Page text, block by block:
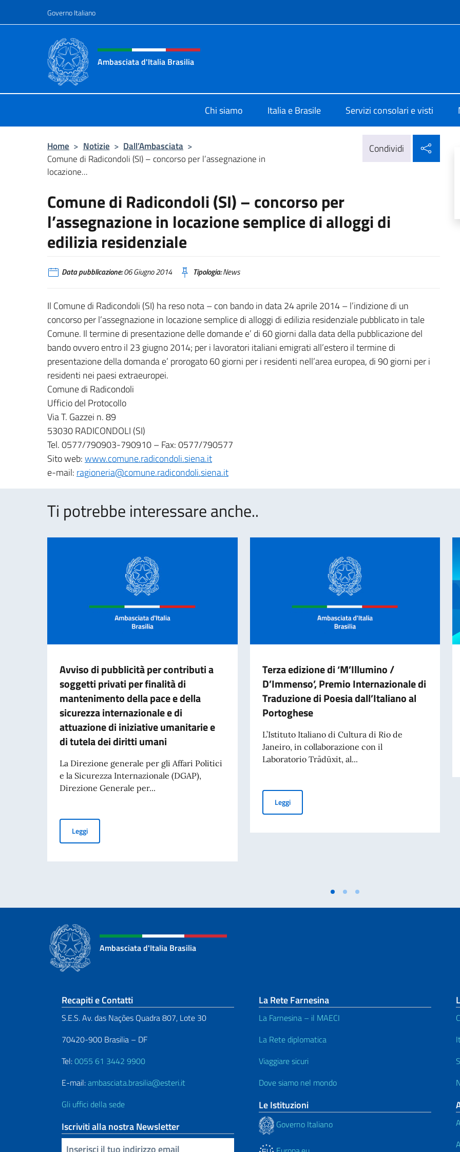
Governo Italiano
Intestazione sito, social e menù
Ambasciata d'Italia Brasilia
Chi siamo Italia e Brasile Servizi consolari e visti
Home > Notizie > Dall’Ambasciata >
Comune di Radicondoli (SI) – concorso per l’assegnazione in
locazione...
Condividi
Comune di Radicondoli (SI) – concorso per
l’assegnazione in locazione semplice di alloggi di
edilizia residenziale
Data pubblicazione:06 Giugno 2014 Tipologia:News
Il Comune di Radicondoli (SI) ha reso nota – con bando in data 24 aprile 2014 – l’indizione di un
concorso per l’assegnazione in locazione semplice di alloggi di edilizia residenziale pubblicato in tale
Comune. Il termine di presentazione delle domande e’ di 60 giorni dalla data della pubblicazione del
bando ovvero entro il 23 giugno 2014; per i lavoratori italiani emigrati all’estero il termine di
presentazione della domanda e’ prorogato 60 giorni per i residenti nell’area europea, di 90 giorni per i
residenti nei paesi extraeuropei.
Comune di Radicondoli
Ufficio del Protocollo
Via T. Gazzei n. 89
53030 RADICONDOLI (SI)
Tel. 0577/790903-790910 – Fax: 0577/790577
Sito web:www.comune.radicondoli.siena.it
e-mail: ragioneria@comune.radicondoli.siena.it
Ti potrebbe interessare anche..
Avviso di pubblicità per contributi a
soggetti privati per finalità di
mantenimento della pace e della
sicurezza internazionale e di
attuazione di iniziative umanitarie e
di tutela dei diritti umani
La Direzione generale per gli Affari Politici
e la Sicurezza Internazionale (DGAP),
Direzione Generale per...
LeggiAvviso di pubblicità per contributi a soggetti privati per finalità di mantenimento della pace e della sicurezza
Terza edizione di ‘M’Illumino /
D’Immenso’, Premio Internazionale di
Traduzione di Poesia dall’Italiano al
Portoghese
L’Istituto Italiano di Cultura di Rio de
Janeiro, in collaborazione con il
Laboratorio Trādūxit, al...
LeggiTerza edizione di ‘M’Illumino / D’Immenso’, Premio
Ambasciata d'Italia Brasilia
Sezione footer
Recapiti e Contatti
S.E.S. Av. das Nações Quadra 807, Lote 30
70420-900 Brasilia – DF
Tel:0055 61 3442 9900
E-mail:ambasciata.brasilia@esteri.it
Gli uffici della sede
Iscriviti alla nostra Newsletter
Inserisci la tua email
La Rete Farnesina
La Farnesina – il MAECI
La Rete diplomatica
Viaggiare sicuri
Dove siamo nel mondo
Le Istituzioni
Governo Italiano